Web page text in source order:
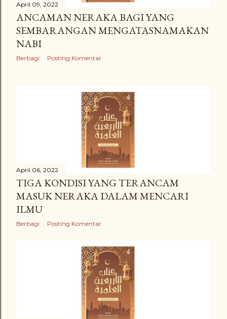
April 09, 2022
ANCAMAN NERAKA BAGI YANG
SEMBARANGAN MENGATASNAMAKAN
NABI
Berbagi Posting Komentar
April 06, 2022
TIGA KONDISI YANG TERANCAM
MASUK NERAKA DALAM MENCARI
ILMU
Berbagi Posting Komentar